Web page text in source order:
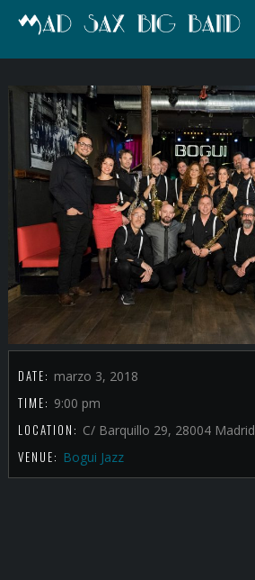
DATE: marzo 3, 2018
TIME: 9:00 pm
LOCATION: C/ Barquillo 29, 28004 Madrid
VENUE: Bogui Jazz